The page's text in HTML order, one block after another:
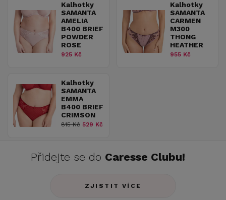
Kalhotky
SAMANTA
AMELIA
B400 BRIEF
POWDER
ROSE
925 Kč
Kalhotky
SAMANTA
CARMEN
M300
THONG
HEATHER
955 Kč
Kalhotky
SAMANTA
EMMA
B400 BRIEF
CRIMSON
815 Kč 529 Kč
Přidejte se do Caresse Clubu!
ZJISTIT VÍCE